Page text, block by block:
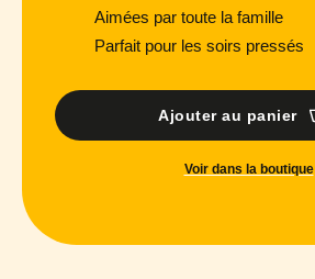
Aimées par toute la famille
Parfait pour les soirs pressés
Ajouter au panier
Voir dans la boutique